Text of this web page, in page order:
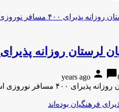
پذیرای ۴۰۰ مسافر نوروزی است
person chat_bubble
فرهنگیان لرستان روزانه پذیرای ۴۰۰ مسافر …